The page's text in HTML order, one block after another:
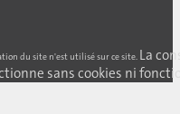
du site n'est utilisé sur ce site. La
sans cookies ni